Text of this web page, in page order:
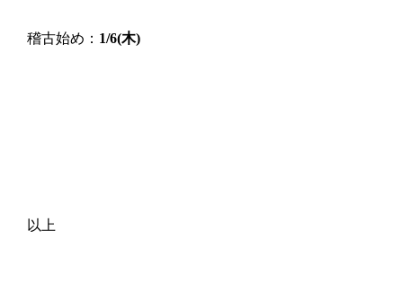
稽古始め： 1/6(木)
以上